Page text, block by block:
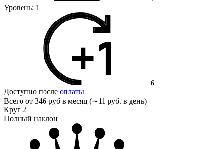
Уровень: 1
6
Доступно после оплаты
Всего от 346 руб в месяц (∼11 руб. в день)
Круг 2
Полный наклон